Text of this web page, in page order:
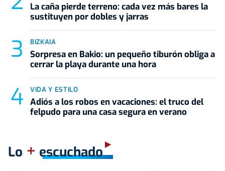
La caña pierde terreno: cada vez más bares la
sustituyen por dobles y jarras
BIZKAIA
Sorpresa en Bakio: un pequeño tiburón obliga a
cerrar la playa durante una hora
VIDA Y ESTILO
Adiós a los robos en vacaciones: el truco del
felpudo para una casa segura en verano
Lo + escuchado